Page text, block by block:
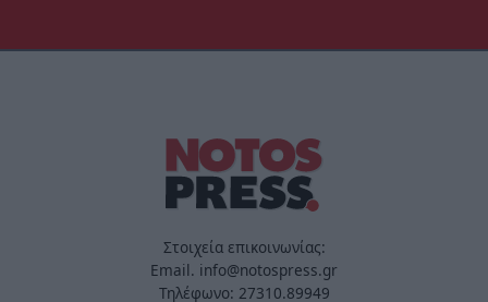
Στοιχεία επικοινωνίας:
Email. info@notospress.gr
Τηλέφωνο: 27310.89949